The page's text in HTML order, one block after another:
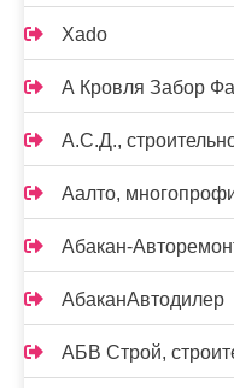
Xado
А Кровля Забор
А.С.Д.,
Аалто,
Абакан-
АбаканАвтодилер
АБВ Строй,